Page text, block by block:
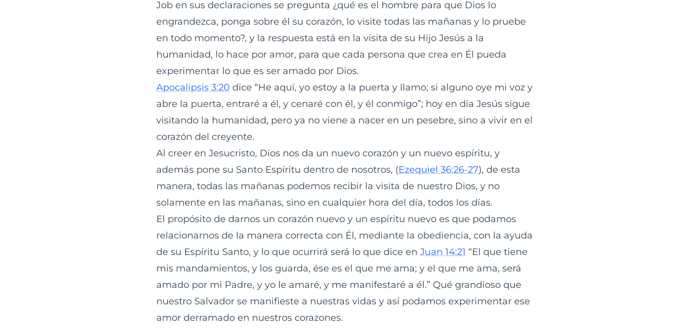
Job en sus declaraciones se pregunta ¿qué es el hombre para que Dios lo
engrandezca, ponga sobre él su corazón, lo visite todas las mañanas y lo pruebe
en todo momento?, y la respuesta está en la visita de su Hijo Jesús a la
humanidad, lo hace por amor, para que cada persona que crea en Él pueda
experimentar lo que es ser amado por Dios.
Apocalipsis 3:20 dice “He aquí, yo estoy a la puerta y llamo; si alguno oye mi voz y
abre la puerta, entraré a él, y cenaré con él, y él conmigo”; hoy en día Jesús sigue
visitando la humanidad, pero ya no viene a nacer en un pesebre, sino a vivir en el
corazón del creyente.
Al creer en Jesucristo, Dios nos da un nuevo corazón y un nuevo espíritu, y
además pone su Santo Espíritu dentro de nosotros, (Ezequiel 36:26-27), de esta
manera, todas las mañanas podemos recibir la visita de nuestro Dios, y no
solamente en las mañanas, sino en cualquier hora del día, todos los días.
El propósito de darnos un corazón nuevo y un espíritu nuevo es que podamos
relacionarnos de la manera correcta con Él, mediante la obediencia, con la ayuda
de su Espíritu Santo, y lo que ocurrirá será lo que dice en Juan 14:21 “El que tiene
mis mandamientos, y los guarda, ése es el que me ama; y el que me ama, será
amado por mi Padre, y yo le amaré, y me manifestaré a él.” Qué grandioso que
nuestro Salvador se manifieste a nuestras vidas y así podamos experimentar ese
amor derramado en nuestros corazones.